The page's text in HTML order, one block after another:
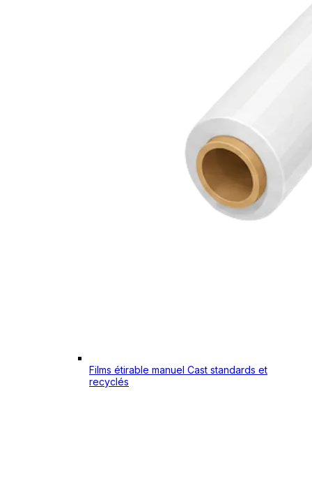
Films étirable manuel Cast standards et
recyclés